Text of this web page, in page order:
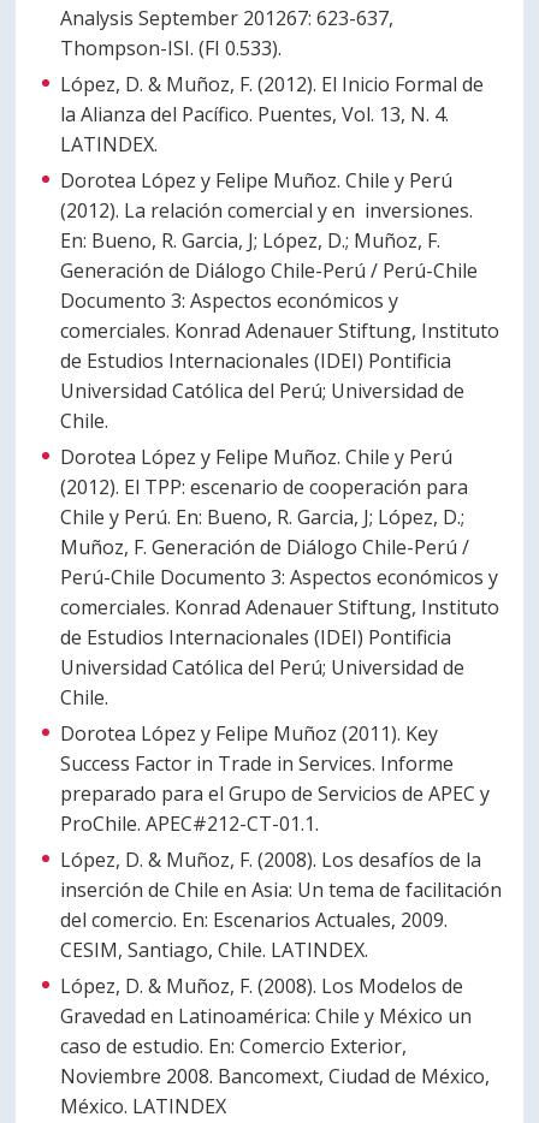
Analysis September 201267: 623-637,
Thompson-ISI. (FI 0.533).
López, D. & Muñoz, F. (2012). El Inicio Formal de
la Alianza del Pacífico. Puentes, Vol. 13, N. 4.
LATINDEX.
Dorotea López y Felipe Muñoz. Chile y Perú
(2012). La relación comercial y en inversiones.
En: Bueno, R. Garcia, J; López, D.; Muñoz, F.
Generación de Diálogo Chile-Perú / Perú-Chile
Documento 3: Aspectos económicos y
comerciales. Konrad Adenauer Stiftung, Instituto
de Estudios Internacionales (IDEI) Pontificia
Universidad Católica del Perú; Universidad de
Chile.
Dorotea López y Felipe Muñoz. Chile y Perú
(2012). El TPP: escenario de cooperación para
Chile y Perú. En: Bueno, R. Garcia, J; López, D.;
Muñoz, F. Generación de Diálogo Chile-Perú /
Perú-Chile Documento 3: Aspectos económicos y
comerciales. Konrad Adenauer Stiftung, Instituto
de Estudios Internacionales (IDEI) Pontificia
Universidad Católica del Perú; Universidad de
Chile.
Dorotea López y Felipe Muñoz (2011). Key
Success Factor in Trade in Services. Informe
preparado para el Grupo de Servicios de APEC y
ProChile. APEC#212-CT-01.1.
López, D. & Muñoz, F. (2008). Los desafíos de la
inserción de Chile en Asia: Un tema de facilitación
del comercio. En: Escenarios Actuales, 2009.
CESIM, Santiago, Chile. LATINDEX.
López, D. & Muñoz, F. (2008). Los Modelos de
Gravedad en Latinoamérica: Chile y México un
caso de estudio. En: Comercio Exterior,
Noviembre 2008. Bancomext, Ciudad de México,
México. LATINDEX